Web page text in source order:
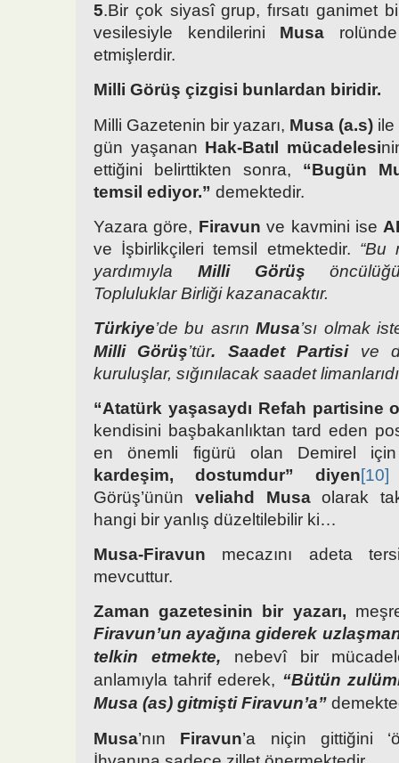
5.Bir çok siyasî grup, fırsatı ganimet
vesilesiyle kendilerini Musa
etmişlerdir.
Milli Görüş çizgisi bunlardan biridir.
Milli Gazetenin bir yazarı, Musa (a.s) ile
gün yaşanan Hak-Batıl mücadelesi
ettiğini belirttikten sonra, “Bugün
temsil ediyor.” demektedir.
Yazara göre, Firavun ve kavmini ise
ve İşbirlikçileri temsil etmektedir. “Bu
yardımıyla Milli Görüş
Topluluklar Birliği kazanacaktır.
Türkiye’de bu asrınMusa’sı olmak
Milli Görüş’tür. Saadet Partisive
kuruluşlar, sığınılacak saadet
“Atatürk yaşasaydı Refah partisine
kendisini başbakanlıktan tard eden
en önemli figürü olan Demirel
kardeşim, dostumdur”
diyen[10]
Görüş’ünün veliahd Musaolarak
hangi bir yanlış düzeltilebilir ki…
Musa-Firavun mecazını adeta
mevcuttur.
Zaman gazetesinin bir yazarı,
Firavun’un ayağına giderek
telkin etmekte, nebevî bir
anlamıyla tahrif ederek, “Bütün
Musa (as) gitmişti Firavun’a”
Musa’nın Firavun’a niçin gittiğini